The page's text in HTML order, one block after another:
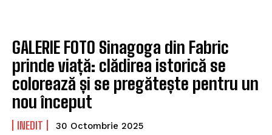
GALERIE FOTO Sinagoga din Fabric
prinde viață: clădirea istorică se
colorează și se pregătește pentru un
nou început
INEDIT 30 Octombrie 2025